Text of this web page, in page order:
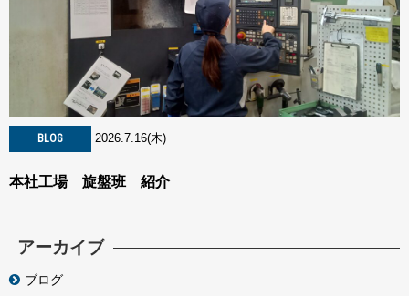
BLOG 2026.7.16(木)
本社工場 旋盤班 紹介
アーカイブ
ブログ